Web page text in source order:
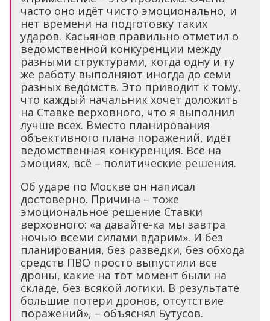
часто оно идёт чисто эмоционально, и
нет времени на подготовку таких
ударов. Касьянов правильно отметил о
ведомственной конкуренции между
разными структурами, когда одну и ту
же работу выполняют иногда до семи
разных ведомств. Это приводит к тому,
что каждый начальник хочет доложить
на Ставке верховного, что я выполнил
лучше всех. Вместо планирования
объективного плана поражений, идёт
ведомственная конкуренция. Всё на
эмоциях, всё – политические решения.
Об ударе по Москве он написал
достоверно. Причина – тоже
эмоциональное решение Ставки
верховного: «а давайте-ка мы завтра
ночью всеми силами вдарим». И без
планирования, без разведки, без обхода
средств ПВО просто выпустили все
дроны, какие на тот момент были на
складе, без всякой логики. В результате
большие потери дронов, отсутствие
поражений», – объяснял Бутусов.